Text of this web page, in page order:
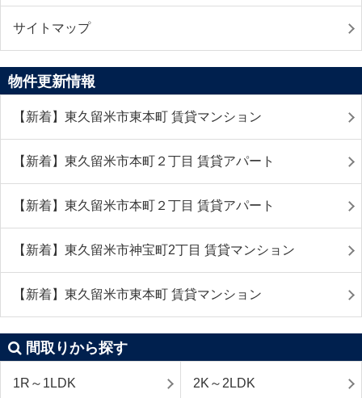
サイトマップ
物件更新情報
【新着】東久留米市東本町 賃貸マンション
【新着】東久留米市本町２丁目 賃貸アパート
【新着】東久留米市本町２丁目 賃貸アパート
【新着】東久留米市神宝町2丁目 賃貸マンション
【新着】東久留米市東本町 賃貸マンション
間取りから探す
1R～1LDK 2K～2LDK